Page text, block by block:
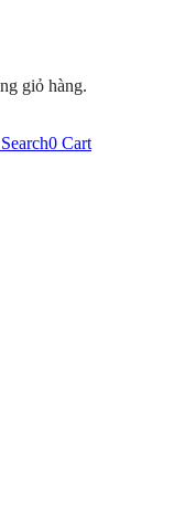
giỏ hàng.
Search0 Cart